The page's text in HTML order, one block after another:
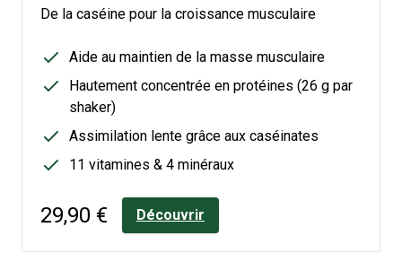
De la caséine pour la croissance musculaire
Aide au maintien de la masse musculaire
Hautement concentrée en protéines (26 g par
shaker)
Assimilation lente grâce aux caséinates
11 vitamines & 4 minéraux
29,90 € Découvrir